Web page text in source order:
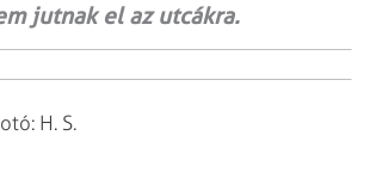
jutnak el az utcákra.
H. S.